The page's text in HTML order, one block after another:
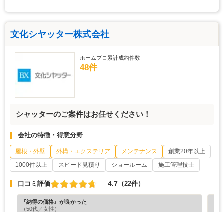
文化シヤッター株式会社
ホームプロ累計成約件数
48件
シャッターのご案件はお任せください！
会社の特徴・得意分野
屋根・外壁 外構・エクステリア メンテナンス
創業20年以上
1000件以上
スピード見積り ショールーム 施工管理技士
口コミ評価 4.7 （22件）
『納得の価格』が良かった
（50代／女性）